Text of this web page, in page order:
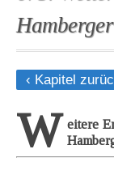
Hamberger
‹ Kapitel
W eitere